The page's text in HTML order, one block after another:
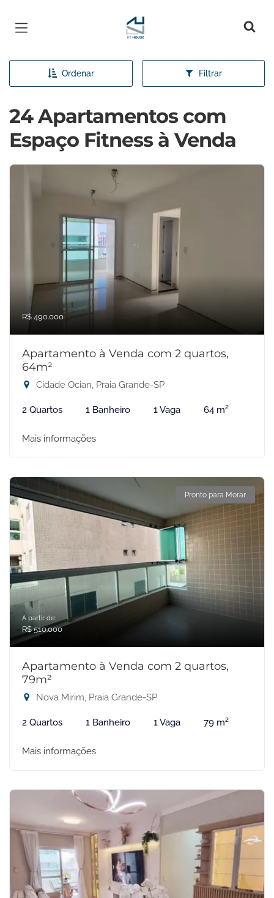
Página inicial
Ordenar Filtrar
24 Apartamentos com
Espaço Fitness à Venda
R$ 490.000
Apartamento à Venda com 2 quartos,
64m²
Cidade Ocian, Praia Grande-SP
2 Quartos 1 Banheiro 1 Vaga 64 m²
Mais informações
Pronto para Morar
A partir de:
R$ 510.000
Apartamento à Venda com 2 quartos,
79m²
Nova Mirim, Praia Grande-SP
2 Quartos 1 Banheiro 1 Vaga 79 m²
Mais informações